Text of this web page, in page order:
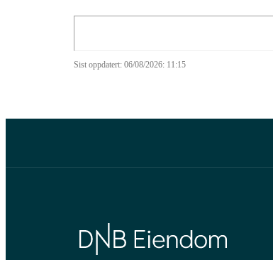
Sist oppdatert: 06/08/2026: 11:15